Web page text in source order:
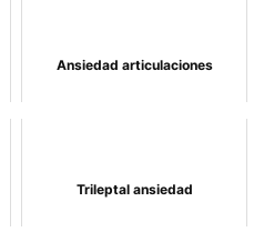
Ansiedad articulaciones
Trileptal ansiedad